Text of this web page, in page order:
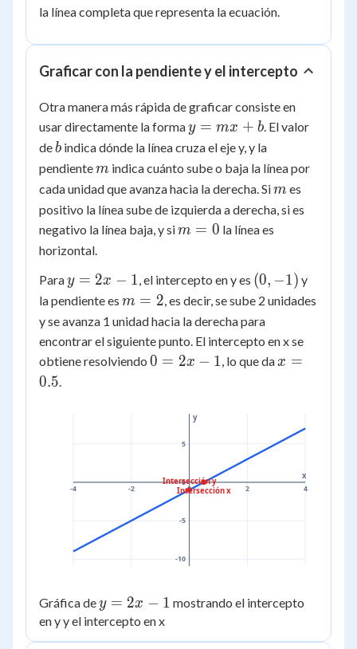
la línea completa que representa la ecuación.
Graficar con la pendiente y el intercepto
Otra manera más rápida de graficar consiste en
usar directamente la formay
=
mx
b
y = mx + b. El valor
deb
b indica dónde la línea cruza el eje y, y la
pendientem
m indica cuánto sube o baja la línea por
cada unidad que avanza hacia la derecha. Sim
m es
positivo la línea sube de izquierda a derecha, si es
negativo la línea baja, y sim
m = 0 la línea es
horizontal.
Paray
=
1
y = 2x − 1, el intercepto en y es (0,
-1)
(0, −1) y
la pendiente es m
=
2
m = 2, es decir, se sube 2 unidades
y se avanza 1 unidad hacia la derecha para
encontrar el siguiente punto. El intercepto en x se
obtiene resolviendo 0
0 = 2x − 1, lo que dax
x =
0.5.
-4 -2 0 2 4
-10
-5
0
5
x
y
Intersección y
Intersección x
Gráfica dey
=
2x
y = 2x − 1 mostrando el intercepto
en y y el intercepto en x